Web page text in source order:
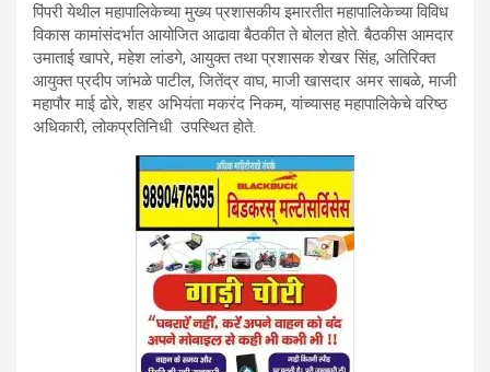
पिंपरी येथील महापालिकेच्या मुख्य प्रशासकीय इमारतीत महापालिकेच्या विविध
विकास कामांसंदर्भात आयोजित आढावा बैठकीत ते बोलत होते. बैठकीस आमदार
उमाताई खापरे, महेश लांडगे, आयुक्त तथा प्रशासक शेखर सिंह, अतिरिक्त
आयुक्त प्रदीप जांभळे पाटील, जितेंद्र वाघ, माजी खासदार अमर साबळे, माजी
महापौर माई ढोरे, शहर अभियंता मकरंद निकम, यांच्यासह महापालिकेचे वरिष्ठ
अधिकारी, लोकप्रतिनिधी उपस्थित होते.